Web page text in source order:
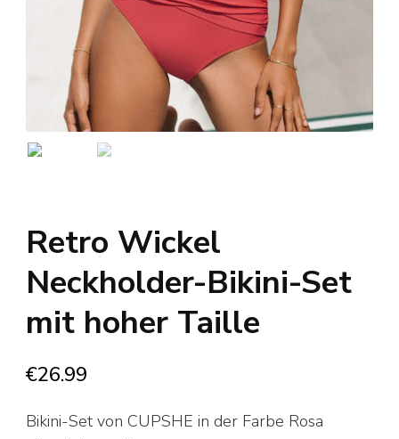
Retro Wickel
Neckholder-Bikini-Set
mit hoher Taille
€26.99
Bikini-Set von CUPSHE in der Farbe Rosa